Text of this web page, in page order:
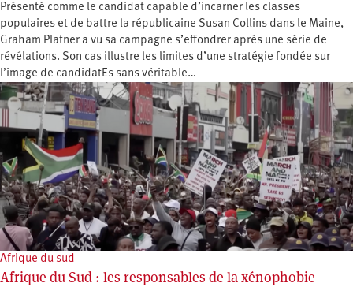
Présenté comme le candidat capable d’incarner les classes
populaires et de battre la républicaine Susan Collins dans le Maine,
Graham Platner a vu sa campagne s’effondrer après une série de
révélations. Son cas illustre les limites d’une stratégie fondée sur
l’image de candidatEs sans véritable…
Afrique du sud
Afrique du Sud : les responsables de la xénophobie